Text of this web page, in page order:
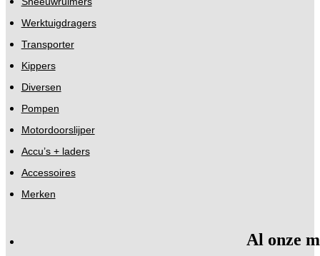
Werktuigdragers
Transporter
Kippers
Diversen
Pompen
Motordoorslijper
Accu’s + laders
Accessoires
Merken
Al onze